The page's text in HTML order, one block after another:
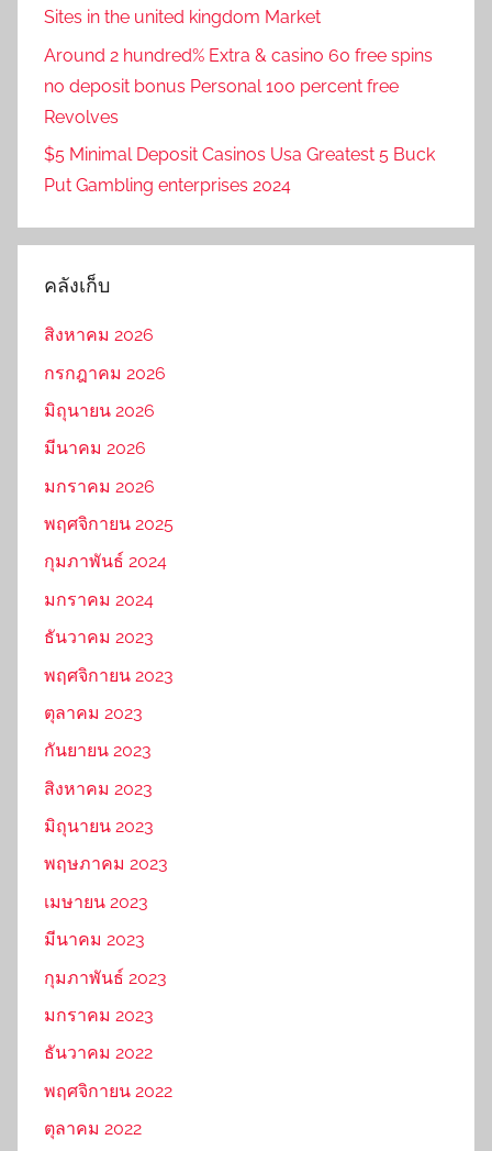
Sites in the united kingdom Market
Around 2 hundred% Extra & casino 60 free spins
no deposit bonus Personal 100 percent free
Revolves
$5 Minimal Deposit Casinos Usa Greatest 5 Buck
Put Gambling enterprises 2024
คลังเก็บ
สิงหาคม 2026
กรกฎาคม 2026
มิถุนายน 2026
มีนาคม 2026
มกราคม 2026
พฤศจิกายน 2025
กุมภาพันธ์ 2024
มกราคม 2024
ธันวาคม 2023
พฤศจิกายน 2023
ตุลาคม 2023
กันยายน 2023
สิงหาคม 2023
มิถุนายน 2023
พฤษภาคม 2023
เมษายน 2023
มีนาคม 2023
กุมภาพันธ์ 2023
มกราคม 2023
ธันวาคม 2022
พฤศจิกายน 2022
ตุลาคม 2022